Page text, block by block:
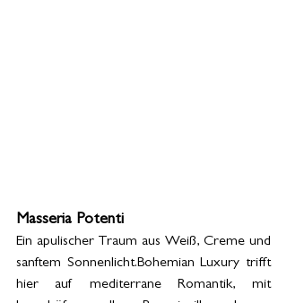
Masseria Potenti
Ein apulischer Traum aus Weiß, Creme und
sanftem Sonnenlicht.Bohemian Luxury trifft
hier auf mediterrane Romantik, mit